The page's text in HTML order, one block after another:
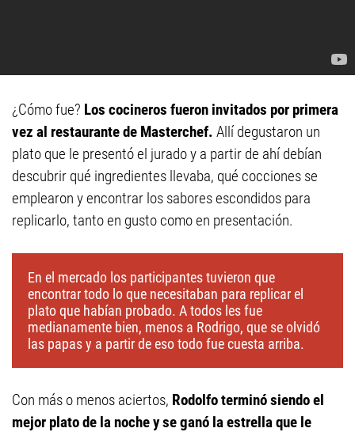
¿Cómo fue? Los cocineros fueron invitados por primera
vez al restaurante de Masterchef. Allí degustaron un
plato que le presentó el jurado y a partir de ahí debían
descubrir qué ingredientes llevaba, qué cocciones se
emplearon y encontrar los sabores escondidos para
replicarlo, tanto en gusto como en presentación.
En el mercado los participantes tuvieron que
encontrar todo lo que necesitaban para replicar el
plato que habían probado. A todos les fue
medianamente bien, menos a Rodrigo, que se olvidó
las papas y a partir de eso todo fue cuesta arriba.
Con más o menos aciertos, Rodolfo terminó siendo el
mejor plato de la noche y se ganó la estrella que le